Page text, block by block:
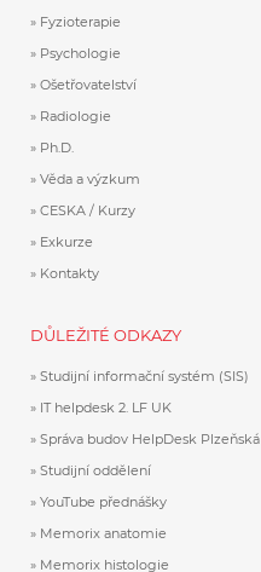
Fyzioterapie
Psychologie
Ošetřovatelství
Radiologie
Ph.D.
Věda a výzkum
CESKA / Kurzy
Exkurze
Kontakty
DŮLEŽITÉ ODKAZY
Studijní informační systém (SIS)
IT helpdesk 2. LF UK
Správa budov HelpDesk Plzeňská
Studijní oddělení
YouTube přednášky
Memorix anatomie
Memorix histologie